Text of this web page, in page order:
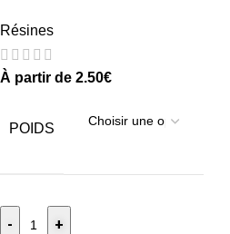
Résines
À partir de 2.50€
POIDS
-
+